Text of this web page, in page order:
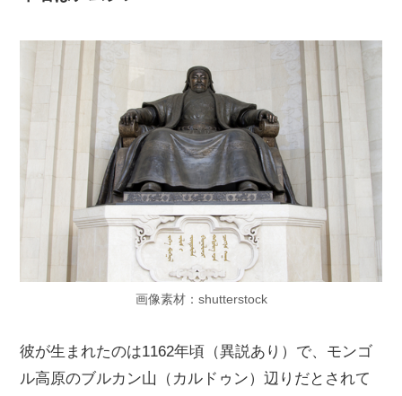
画像素材：shutterstock
彼が生まれたのは1162年頃（異説あり）で、モンゴ
ル高原のブルカン山（カルドゥン）辺りだとされて